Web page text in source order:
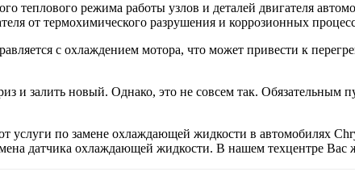
теплового режима работы узлов и деталей двигателя
от термохимического разрушения и коррозионных
с охлаждением мотора, что может привести к
и залить новый. Однако, это не совсем так.
по замене охлаждающей жидкости в автомобилях
датчика охлаждающей жидкости. В нашем техцентре Вас